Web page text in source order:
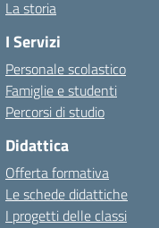
La storia
I Servizi
Personale scolastico
Famiglie e studenti
Percorsi di studio
Didattica
Offerta formativa
Le schede didattiche
I progetti delle classi